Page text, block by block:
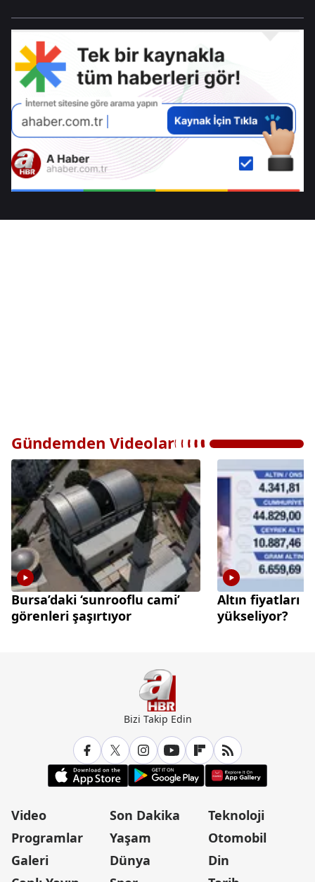
Gündemden Videolar
Bursa’daki ‘sunrooflu cami’
görenleri şaşırtıyor
Altın fiyatları
yükseliyor?
Bizi Takip Edin
Video
Programlar
Galeri
Son Dakika
Yaşam
Dünya
Teknoloji
Otomobil
Din